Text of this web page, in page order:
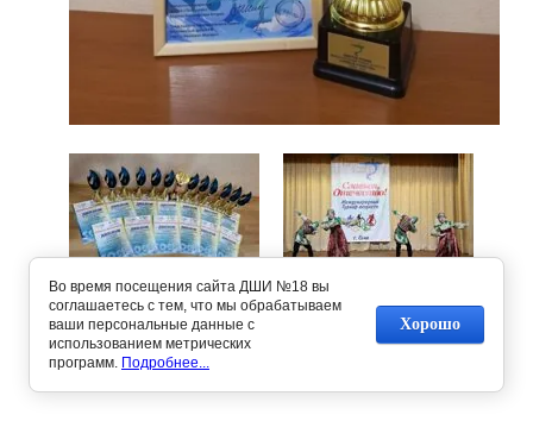
Предыдущее
Вернуться в галерею
Во время посещения сайта ДШИ №18 вы
соглашаетесь с тем, что мы обрабатываем
ваши персональные данные с
использованием метрических
программ. Подробнее...
Хорошо